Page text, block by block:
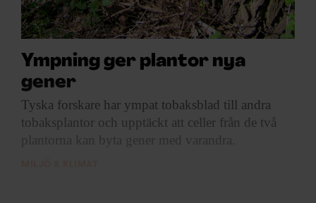
Ympning ger plantor nya
gener
Tyska forskare har ympat tobaksblad till andra
tobaksplantor och upptäckt att celler från de två
plantorna kan byta gener med varandra.